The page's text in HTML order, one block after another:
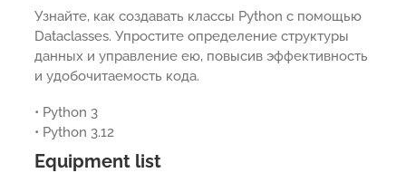
Узнайте, как создавать классы Python с помощью
Dataclasses. Упростите определение структуры
данных и управление ею, повысив эффективность
и удобочитаемость кода.
• Python 3
• Python 3.12
Equipment list